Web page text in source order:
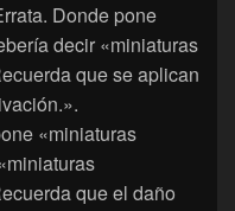
Donde pone
decir «miniaturas
que se aplican
«miniaturas
que el daño